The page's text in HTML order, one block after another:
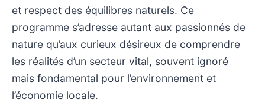
et respect des équilibres naturels. Ce
programme s’adresse autant aux passionnés de
nature qu’aux curieux désireux de comprendre
les réalités d’un secteur vital, souvent ignoré
mais fondamental pour l’environnement et
l’économie locale.